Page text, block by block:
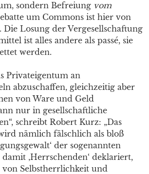
sondern Befreiung vom
um Commons ist hier von
Die Losung der Vergesellschaftung
ist alles andere als passé, sie
werden.
Privateigentum an
abzuschaffen, gleichzeitig aber
von Ware und Geld
nur in gesellschaftliche
schreibt Robert Kurz: „Das
nämlich fälschlich als bloß
der sogenannten
‚Herrschenden‘ deklariert,
von Selbstherrlichkeit und